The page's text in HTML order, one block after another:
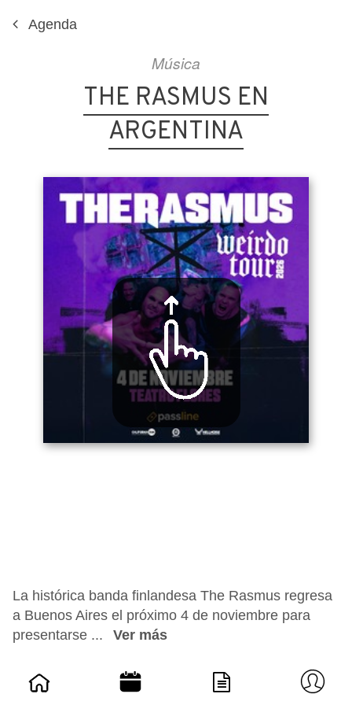
Agenda
Música
THE RASMUS EN
ARGENTINA
La histórica banda finlandesa The Rasmus regresa
a Buenos Aires el próximo 4 de noviembre para
presentarse ...
Ver más